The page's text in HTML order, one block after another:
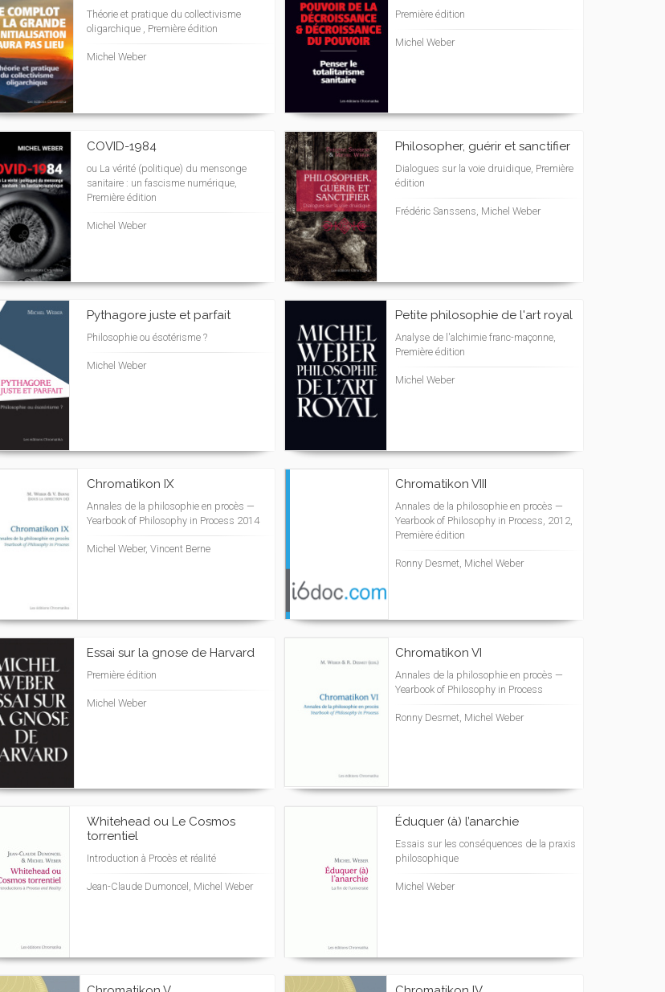
Théorie et pratique du collectivisme
oligarchique , Première édition
Michel Weber
Première édition
Michel Weber
COVID-1984
ou La vérité (politique) du mensonge
sanitaire : un fascisme numérique,
Première édition
Michel Weber
Philosopher, guérir et sanctifier
Dialogues sur la voie druidique, Première
édition
Frédéric Sanssens, Michel Weber
Pythagore juste et parfait
Philosophie ou ésotérisme ?
Michel Weber
Petite philosophie de l'art royal
Analyse de l'alchimie franc-maçonne,
Première édition
Michel Weber
Chromatikon IX
Annales de la philosophie en procès —
Yearbook of Philosophy in Process 2014
Michel Weber, Vincent Berne
Chromatikon VIII
Annales de la philosophie en procès —
Yearbook of Philosophy in Process, 2012,
Première édition
Ronny Desmet, Michel Weber
Essai sur la gnose de Harvard
Première édition
Michel Weber
Chromatikon VI
Annales de la philosophie en procès —
Yearbook of Philosophy in Process
Ronny Desmet, Michel Weber
Whitehead ou Le Cosmos
torrentiel
Introduction à Procès et réalité
Jean-Claude Dumoncel, Michel Weber
Éduquer (à) l’anarchie
Essais sur les conséquences de la praxis
philosophique
Michel Weber